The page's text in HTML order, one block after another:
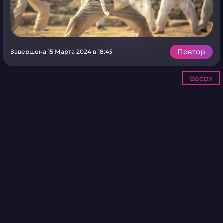
Завершена 15 Марта 2024 в 18:45 Повтор
Вверх